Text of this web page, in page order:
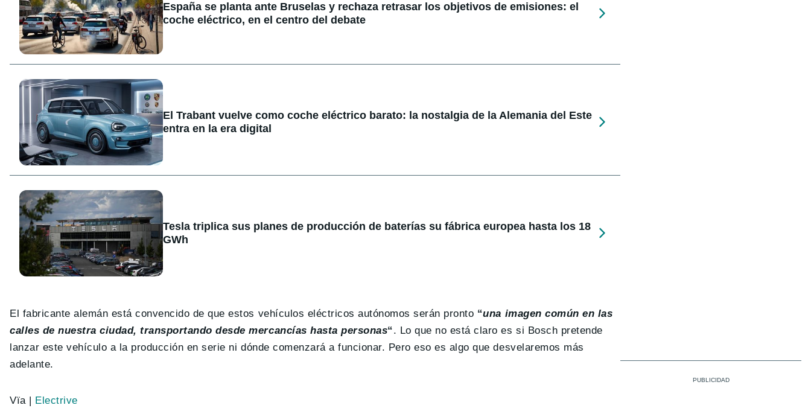
España se planta ante Bruselas y rechaza retrasar los objetivos de emisiones: el
coche eléctrico, en el centro del debate
El Trabant vuelve como coche eléctrico barato: la nostalgia de la Alemania del Este
entra en la era digital
Tesla triplica sus planes de producción de baterías su fábrica europea hasta los 18
GWh
El fabricante alemán está convencido de que estos vehículos eléctricos autónomos serán pronto “una imagen común en las
calles de nuestra ciudad, transportando desde mercancías hasta personas“. Lo que no está claro es si Bosch pretende
lanzar este vehículo a la producción en serie ni dónde comenzará a funcionar. Pero eso es algo que desvelaremos más
adelante.
Vïa | Electrive